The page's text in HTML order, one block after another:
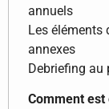
annuels
Les éléments
annexes
Debriefing au
Comment